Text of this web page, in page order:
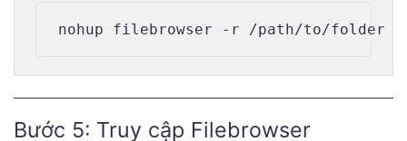
Bước 5: Truy cập Filebrowser